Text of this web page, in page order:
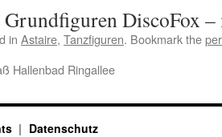
DiscoFox
in Astaire, Tanzfiguren. Bookmark the
Hallenbad Ringallee
Datenschutz